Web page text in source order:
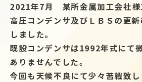
2021年7月 某所金属加工会社様
高圧コンデンサ及びＬＢＳの更
しました。
既設コンデンサは1992年式にて
ありませんでした。
今回も天候不良にて少々苦戦致